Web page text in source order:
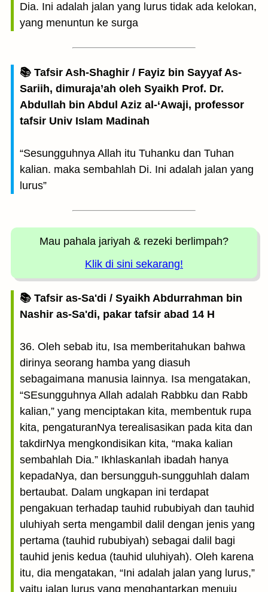
Dia. Ini adalah jalan yang lurus tidak ada kelokan,
yang menuntun ke surga
📚 Tafsir Ash-Shaghir / Fayiz bin Sayyaf As-
Sariih, dimuraja’ah oleh Syaikh Prof. Dr.
Abdullah bin Abdul Aziz al-‘Awaji, professor
tafsir Univ Islam Madinah
“Sesungguhnya Allah itu Tuhanku dan Tuhan
kalian. maka sembahlah Di. Ini adalah jalan yang
lurus”
Mau pahala jariyah & rezeki berlimpah?
Klik di sini sekarang!
📚 Tafsir as-Sa'di / Syaikh Abdurrahman bin
Nashir as-Sa'di, pakar tafsir abad 14 H
36. Oleh sebab itu, Isa memberitahukan bahwa
dirinya seorang hamba yang diasuh
sebagaimana manusia lainnya. Isa mengatakan,
“SEsungguhnya Allah adalah Rabbku dan Rabb
kalian,” yang menciptakan kita, membentuk rupa
kita, pengaturanNya terealisasikan pada kita dan
takdirNya mengkondisikan kita, “maka kalian
sembahlah Dia.” Ikhlaskanlah ibadah hanya
kepadaNya, dan bersungguh-sungguhlah dalam
bertaubat. Dalam ungkapan ini terdapat
pengakuan terhadap tauhid rububiyah dan tauhid
uluhiyah serta mengambil dalil dengan jenis yang
pertama (tauhid rububiyah) sebagai dalil bagi
tauhid jenis kedua (tauhid uluhiyah). Oleh karena
itu, dia mengatakan, “Ini adalah jalan yang lurus,”
yaitu jalan lurus yang menghantarkan menuju